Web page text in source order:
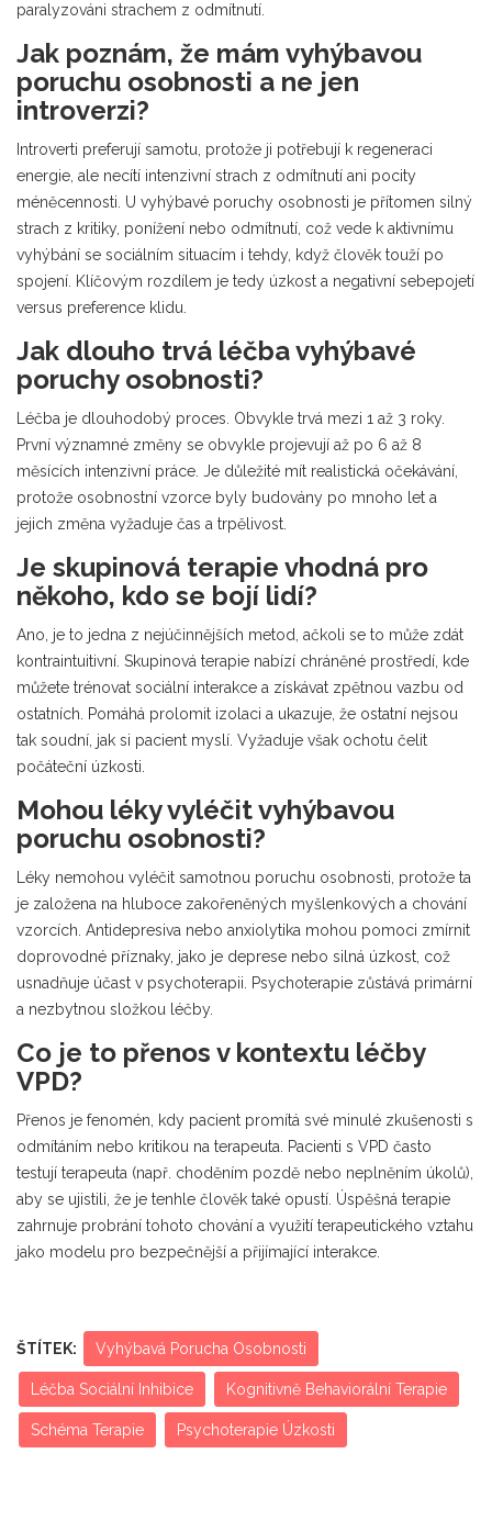
paralyzováni strachem z odmítnutí.
Jak poznám, že mám vyhýbavou
poruchu osobnosti a ne jen
introverzi?
Introverti preferují samotu, protože ji potřebují k regeneraci
energie, ale necítí intenzivní strach z odmítnutí ani pocity
méněcennosti. U vyhýbavé poruchy osobnosti je přítomen silný
strach z kritiky, ponížení nebo odmítnutí, což vede k aktivnímu
vyhýbání se sociálním situacím i tehdy, když člověk touží po
spojení. Klíčovým rozdílem je tedy úzkost a negativní sebepojetí
versus preference klidu.
Jak dlouho trvá léčba vyhýbavé
poruchy osobnosti?
Léčba je dlouhodobý proces. Obvykle trvá mezi 1 až 3 roky.
První významné změny se obvykle projevují až po 6 až 8
měsících intenzivní práce. Je důležité mít realistická očekávání,
protože osobnostní vzorce byly budovány po mnoho let a
jejich změna vyžaduje čas a trpělivost.
Je skupinová terapie vhodná pro
někoho, kdo se bojí lidí?
Ano, je to jedna z nejúčinnějších metod, ačkoli se to může zdát
kontraintuitivní. Skupinová terapie nabízí chráněné prostředí, kde
můžete trénovat sociální interakce a získávat zpětnou vazbu od
ostatních. Pomáhá prolomit izolaci a ukazuje, že ostatní nejsou
tak soudní, jak si pacient myslí. Vyžaduje však ochotu čelit
počáteční úzkosti.
Mohou léky vyléčit vyhýbavou
poruchu osobnosti?
Léky nemohou vyléčit samotnou poruchu osobnosti, protože ta
je založena na hluboce zakořeněných myšlenkových a chování
vzorcích. Antidepresiva nebo anxiolytika mohou pomoci zmírnit
doprovodné příznaky, jako je deprese nebo silná úzkost, což
usnadňuje účast v psychoterapii. Psychoterapie zůstává primární
a nezbytnou složkou léčby.
Co je to přenos v kontextu léčby
VPD?
Přenos je fenomén, kdy pacient promítá své minulé zkušenosti s
odmítáním nebo kritikou na terapeuta. Pacienti s VPD často
testují terapeuta (např. choděním pozdě nebo neplněním úkolů),
aby se ujistili, že je tenhle člověk také opustí. Úspěšná terapie
zahrnuje probrání tohoto chování a využití terapeutického vztahu
jako modelu pro bezpečnější a přijímající interakce.
ŠTÍTEK: Vyhýbavá Porucha Osobnosti
Léčba Sociální Inhibice Kognitivně Behaviorální Terapie
Schéma Terapie Psychoterapie Úzkosti